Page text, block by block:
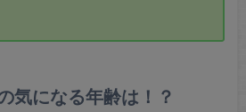
気になる年齢は！？